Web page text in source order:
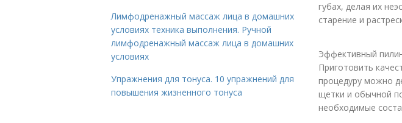
губах, делая их
старение и
Эффективный
Приготовить
процедуру можно
щетки и обычной
необходимые
Лимфодренажный массаж лица в домашних
условиях техника выполнения. Ручной
лимфодренажный массаж лица в домашних
условиях
Упражнения для тонуса. 10 упражнений для
повышения жизненного тонуса